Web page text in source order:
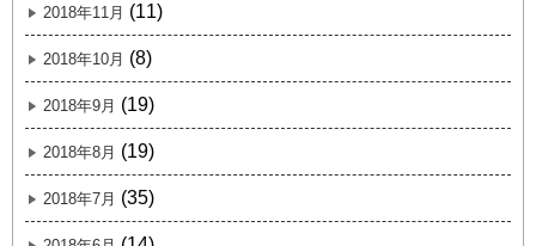
2018年11月 (11)
2018年10月 (8)
2018年9月 (19)
2018年8月 (19)
2018年7月 (35)